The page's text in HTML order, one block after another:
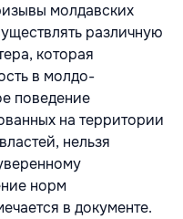
молдавских
различную
которая
в молдо-
поведение
на территории
нельзя
норм
в документе.